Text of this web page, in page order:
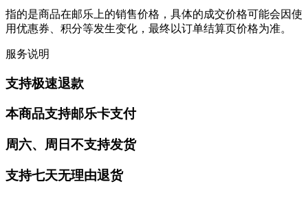
指的是商品在邮乐上的销售价格，具体的成交价格可能会因使
用优惠券、积分等发生变化，最终以订单结算页价格为准。
服务说明
支持极速退款
本商品支持邮乐卡支付
周六、周日不支持发货
支持七天无理由退货